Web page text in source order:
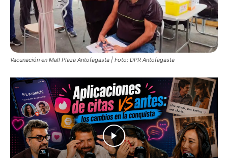
Vacunación en Mall Plaza Antofagasta | Foto: DPR Antofagasta